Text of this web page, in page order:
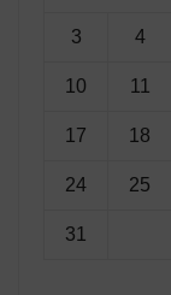
3 4
10 11
17 18
24 25
31